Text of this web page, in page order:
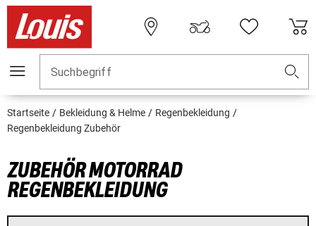
Suchbegriff
Startseite Bekleidung & Helme
Regenbekleidung
Regenbekleidung Zubehör
ZUBEHÖR MOTORRAD
REGENBEKLEIDUNG